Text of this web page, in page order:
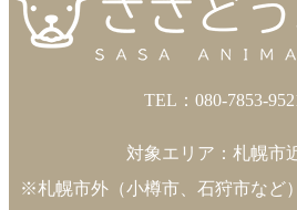
TEL：080-7853-
対象エリア：札幌市
※札幌市外（小樽市、石狩市など